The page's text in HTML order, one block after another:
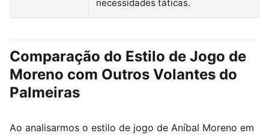
necessidades táticas.
Comparação do Estilo de Jogo de
Moreno com Outros Volantes do
Palmeiras
Ao analisarmos o estilo de jogo de Aníbal Moreno em